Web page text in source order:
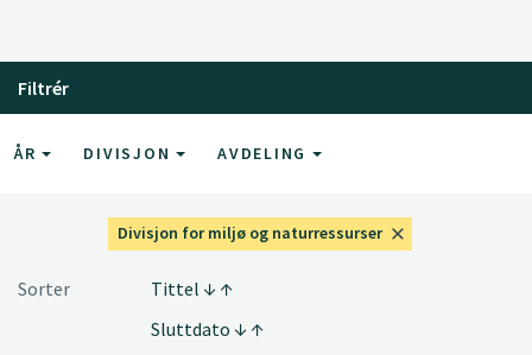
Filtrér
ÅR DIVISJON AVDELING
Divisjon for miljø og naturressurser
Sorter
Tittel
Sluttdato